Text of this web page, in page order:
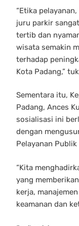
“Etika
juru parkir
tertib dan
wisata semakin
terhadap
Kota Padang,”
Sementara itu,
Padang, Ances
sosialisasi ini
dengan
Pelayanan Publik
“Kita
yang
kerja,
keamanan dan